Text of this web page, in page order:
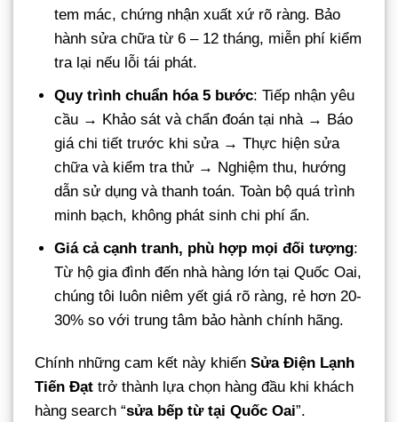
tem mác, chứng nhận xuất xứ rõ ràng. Bảo
hành sửa chữa từ 6 – 12 tháng, miễn phí kiểm
tra lại nếu lỗi tái phát.
Quy trình chuẩn hóa 5 bước: Tiếp nhận yêu
cầu → Khảo sát và chẩn đoán tại nhà → Báo
giá chi tiết trước khi sửa → Thực hiện sửa
chữa và kiểm tra thử → Nghiệm thu, hướng
dẫn sử dụng và thanh toán. Toàn bộ quá trình
minh bạch, không phát sinh chi phí ẩn.
Giá cả cạnh tranh, phù hợp mọi đối tượng:
Từ hộ gia đình đến nhà hàng lớn tại Quốc Oai,
chúng tôi luôn niêm yết giá rõ ràng, rẻ hơn 20-
30% so với trung tâm bảo hành chính hãng.
Chính những cam kết này khiến Sửa Điện Lạnh
Tiến Đạt trở thành lựa chọn hàng đầu khi khách
hàng search “sửa bếp từ tại Quốc Oai”.